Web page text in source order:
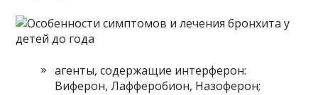
агенты, содержащие интерферон:
Виферон, Лафферобион, Назоферон;